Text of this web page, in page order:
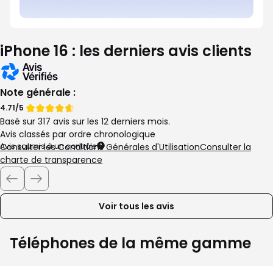
iPhone 16 : les derniers avis clients
Note générale :
Note
de
Note
de
4.71/5
Basé sur 317 avis sur les 12 derniers mois.
Avis classés par ordre chronologique
Avis soumis à un contrôle
Consulter les Conditions Générales d'UtilisationConsulter la
charte de transparence
Voir tous les avis
Téléphones de la même gamme